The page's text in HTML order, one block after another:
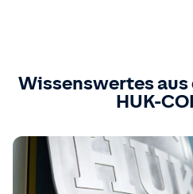
Wissenswertes aus
HUK-